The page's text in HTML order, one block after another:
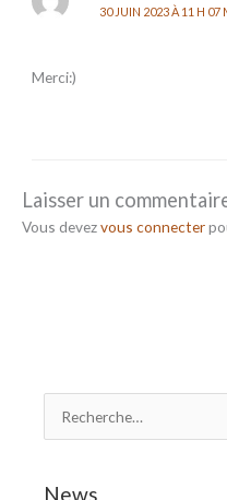
News
30 JUIN 2023 À 11 H 07
Merci:)
Laisser un
Vous devezvous connecter